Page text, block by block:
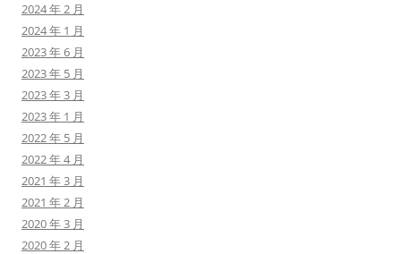
2024 年 2 月
2024 年 1 月
2023 年 6 月
2023 年 5 月
2023 年 3 月
2023 年 1 月
2022 年 5 月
2022 年 4 月
2021 年 3 月
2021 年 2 月
2020 年 3 月
2020 年 2 月